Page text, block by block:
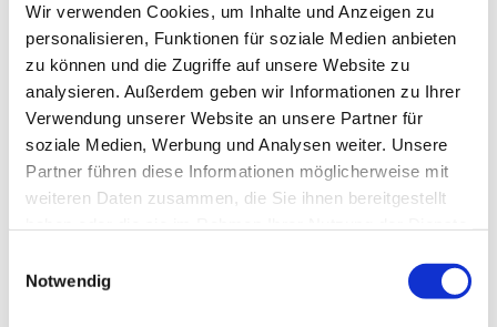
Wir verwenden Cookies, um Inhalte und Anzeigen zu
personalisieren, Funktionen für soziale Medien anbieten
zu können und die Zugriffe auf unsere Website zu
analysieren. Außerdem geben wir Informationen zu Ihrer
Verwendung unserer Website an unsere Partner für
soziale Medien, Werbung und Analysen weiter. Unsere
Partner führen diese Informationen möglicherweise mit
weiteren Daten zusammen, die Sie ihnen bereitgestellt
Notwendig
stiller Meditation.
ZumMitbetenempfehlen wirstundengebet.de
das auch als kostenloseAndroid- undiOS-App
zur Verfügung steht.